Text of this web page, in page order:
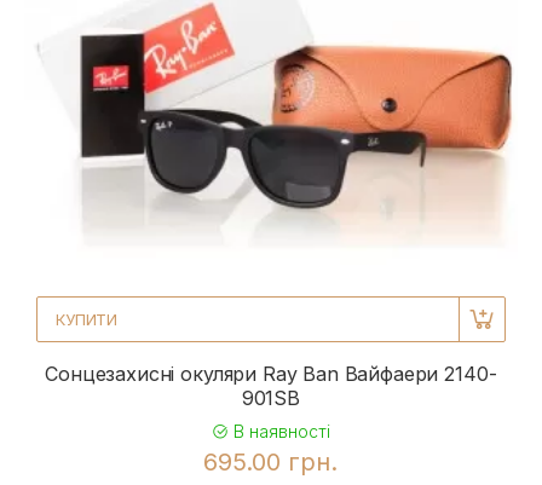
КУПИТИ
Сонцезахисні окуляри Ray Ban Вайфаери 2140-
901SB
В наявності
695.00 грн.